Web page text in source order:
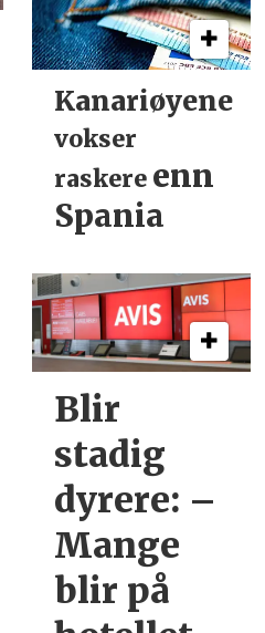
Kanariøyene
vokser
raskere enn
Spania
Blir
stadig
dyrere: –
Mange
blir på